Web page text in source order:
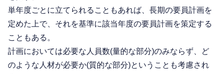
単年度ごとに立てられることもあれば、長期の要員計画を
定めた上で、それを基準に該当年度の要員計画を策定する
こともある。
計画においては必要な人員数(量的な部分)のみならず、ど
のような人材が必要か(質的な部分)ということも考慮され